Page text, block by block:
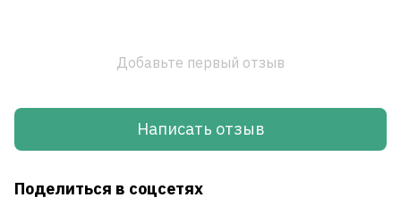
Добавьте первый отзыв
Написать отзыв
Поделиться в соцсетях